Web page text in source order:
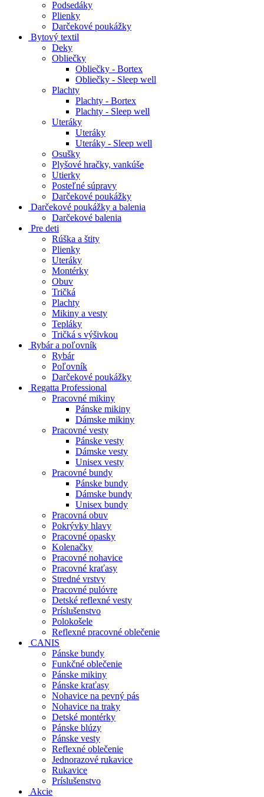
Podsedáky
Plienky
Darčekové poukážky
Bytový textil
Deky
Obliečky
Obliečky - Bortex
Obliečky - Sleep well
Plachty
Plachty - Bortex
Plachty - Sleep well
Uteráky
Uteráky
Uteráky - Sleep well
Osušky
Plyšové hračky, vankúše
Utierky
Posteľné súpravy
Darčekové poukážky
Darčekové poukážky a balenia
Darčekové balenia
Pre deti
Rúška a štity
Plienky
Uteráky
Montérky
Obuv
Tričká
Plachty
Mikiny a vesty
Tepláky
Tričká s výšivkou
Rybár a poľovník
Rybár
Poľovník
Darčekové poukážky
Regatta Professional
Pracovné mikiny
Pánske mikiny
Dámske mikiny
Pracovné vesty
Pánske vesty
Dámske vesty
Unisex vesty
Pracovné bundy
Pánske bundy
Dámske bundy
Unisex bundy
Pracovná obuv
Pokrývky hlavy
Pracovné opasky
Kolenačky
Pracovné nohavice
Pracovné kraťasy
Stredné vrstvy
Pracovné pulóvre
Detské reflexné vesty
Príslušenstvo
Polokošele
Reflexné pracovné oblečenie
CANIS
Pánske bundy
Funkčné oblečenie
Pánske mikiny
Pánske kraťasy
Nohavice na pevný pás
Nohavice na traky
Detské montérky
Pánske blúzy
Pánske vesty
Reflexné oblečenie
Jednorazové rukavice
Rukavice
Príslušenstvo
Akcie